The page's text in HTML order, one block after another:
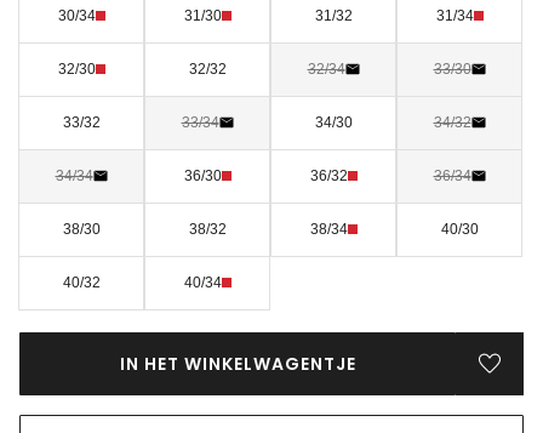
30/34 31/30 31/32 31/34
32/30 32/32 32/34 33/30
33/32 33/34 34/30 34/32
34/34 36/30 36/32 36/34
38/30 38/32 38/34 40/30
40/32 40/34
IN HET WINKELWAGENTJE